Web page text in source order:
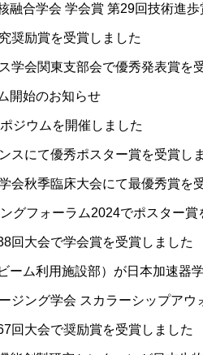
融合学会 学会賞 第29回技術進
奨励賞を受賞しました
学会関東支部会で優秀発表賞を
開始のお知らせ
ジウムを開催しました
スにて優秀ポスター賞を受賞し
会秋季臨床大会にて最優秀賞を
グフォーラム2024でポスター賞
回大会で学会賞を受賞しました
ーム利用施設部）が日本加速器
ジング学会 スカラーシップアウ
回大会で奨励賞を受賞しました